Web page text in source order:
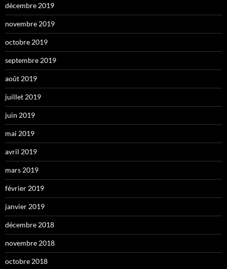
décembre 2019
novembre 2019
octobre 2019
septembre 2019
août 2019
juillet 2019
juin 2019
mai 2019
avril 2019
mars 2019
février 2019
janvier 2019
décembre 2018
novembre 2018
octobre 2018